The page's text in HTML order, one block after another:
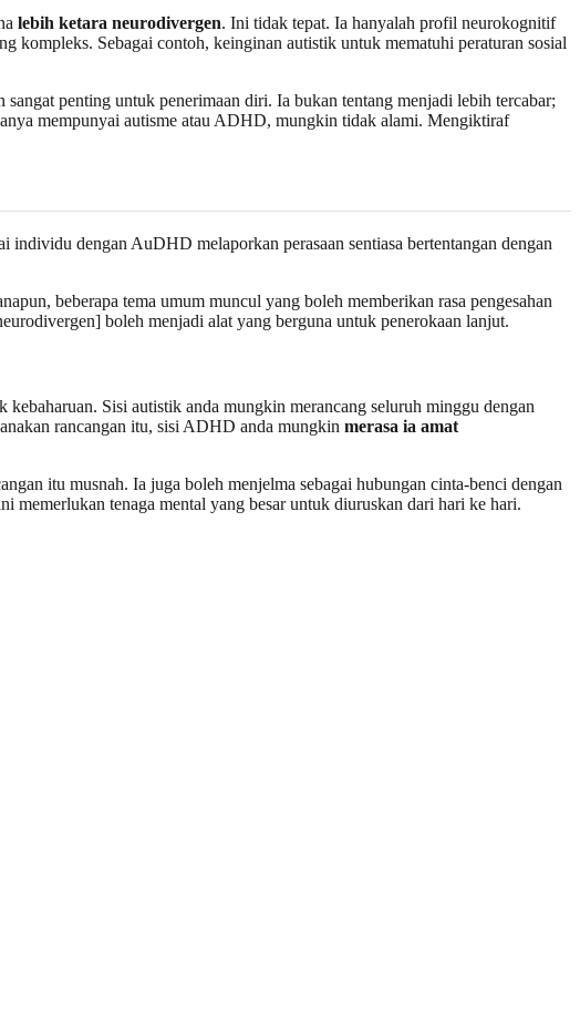
lebih ketara neurodivergen. Ini tidak tepat. Ia hanyalah profil neurokognitif
kompleks. Sebagai contoh, keinginan autistik untuk mematuhi peraturan sosial
sangat penting untuk penerimaan diri. Ia bukan tentang menjadi lebih tercabar;
mempunyai autisme atau ADHD, mungkin tidak alami. Mengiktiraf
dengan AuDHD melaporkan perasaan sentiasa bertentangan dengan
beberapa tema umum muncul yang boleh memberikan rasa pengesahan
boleh menjadi alat yang berguna untuk penerokaan lanjut.
Sisi autistik anda mungkin merancang seluruh minggu dengan
rancangan itu, sisi ADHD anda mungkin merasa ia amat
itu musnah. Ia juga boleh menjelma sebagai hubungan cinta-benci dengan
memerlukan tenaga mental yang besar untuk diuruskan dari hari ke hari.